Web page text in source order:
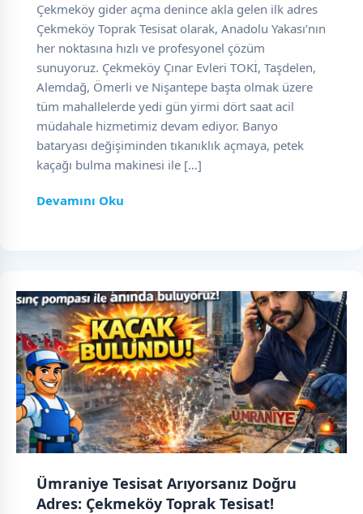
Çekmeköy gider açma denince akla gelen ilk adres
Çekmeköy Toprak Tesisat olarak, Anadolu Yakası’nın
her noktasına hızlı ve profesyonel çözüm
sunuyoruz. Çekmeköy Çınar Evleri TOKİ, Taşdelen,
Alemdağ, Ömerli ve Nişantepe başta olmak üzere
tüm mahallelerde yedi gün yirmi dört saat acil
müdahale hizmetimiz devam ediyor. Banyo
bataryası değişiminden tıkanıklık açmaya, petek
kaçağı bulma makinesi ile […]
Devamını Oku
Ümraniye Tesisat Arıyorsanız Doğru
Adres: Çekmeköy Toprak Tesisat!